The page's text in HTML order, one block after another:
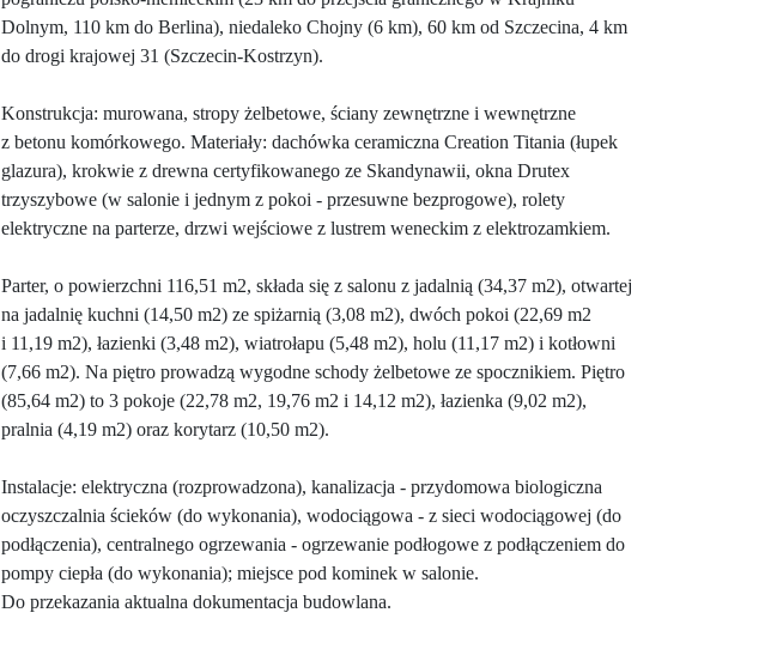
Dolnym, 110 km do Berlina), niedaleko Chojny (6 km), 60 km od Szczecina, 4 km
do drogi krajowej 31 (Szczecin-Kostrzyn).
Konstrukcja: murowana, stropy żelbetowe, ściany zewnętrzne i wewnętrzne
z betonu komórkowego. Materiały: dachówka ceramiczna Creation Titania (łupek
glazura), krokwie z drewna certyfikowanego ze Skandynawii, okna Drutex
trzyszybowe (w salonie i jednym z pokoi - przesuwne bezprogowe), rolety
elektryczne na parterze, drzwi wejściowe z lustrem weneckim z elektrozamkiem.
Parter, o powierzchni 116,51 m2, składa się z salonu z jadalnią (34,37 m2), otwartej
na jadalnię kuchni (14,50 m2) ze spiżarnią (3,08 m2), dwóch pokoi (22,69 m2
i 11,19 m2), łazienki (3,48 m2), wiatrołapu (5,48 m2), holu (11,17 m2) i kotłowni
(7,66 m2). Na piętro prowadzą wygodne schody żelbetowe ze spocznikiem. Piętro
(85,64 m2) to 3 pokoje (22,78 m2, 19,76 m2 i 14,12 m2), łazienka (9,02 m2),
pralnia (4,19 m2) oraz korytarz (10,50 m2).
Instalacje: elektryczna (rozprowadzona), kanalizacja - przydomowa biologiczna
oczyszczalnia ścieków (do wykonania), wodociągowa - z sieci wodociągowej (do
podłączenia), centralnego ogrzewania - ogrzewanie podłogowe z podłączeniem do
pompy ciepła (do wykonania); miejsce pod kominek w salonie.
Do przekazania aktualna dokumentacja budowlana.